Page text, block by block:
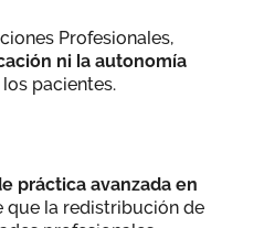
Profesionales,
ni la autonomía
pacientes.
práctica avanzada en
que la redistribución de